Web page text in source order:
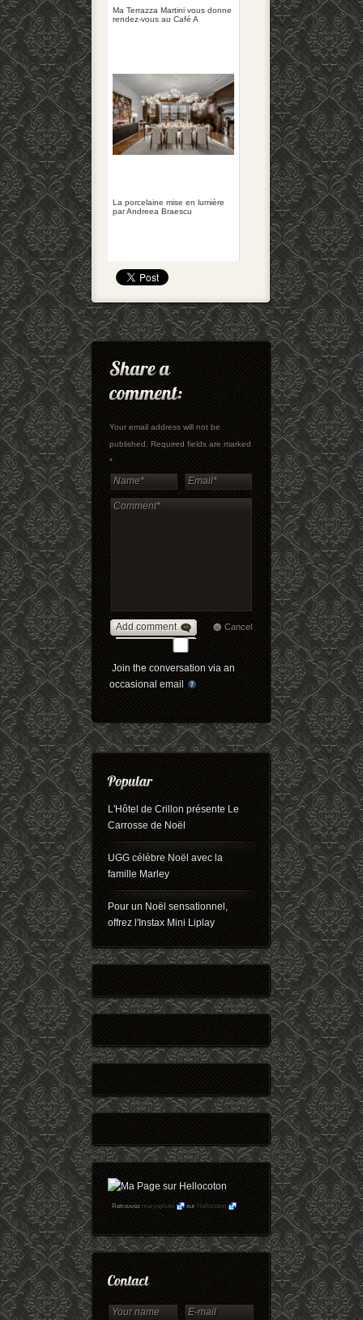
Ma Terrazza Martini vous donne
rendez-vous au Café A
La porcelaine mise en lumière
par Andreea Braescu
Your email address will not be
published. Required fields are marked
*
Add comment Cancel
Join the conversation via an
occasional email
L'Hôtel de Crillon présente Le
Carrosse de Noël
UGG célèbre Noël avec la
famille Marley
Pour un Noël sensationnel,
offrez l'Instax Mini Liplay
Retrouvezmaryophoto surHellocoton